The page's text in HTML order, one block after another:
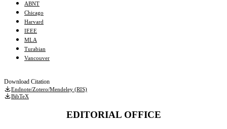
ABNT
Chicago
Harvard
IEEE
MLA
Turabian
Vancouver
Download Citation
Endnote/Zotero/Mendeley (RIS)
BibTeX
EDITORIAL OFFICE